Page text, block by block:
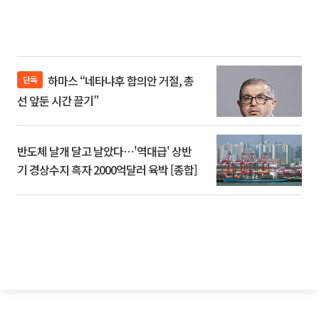
단독
선 앞둔 시간 끌기”
반도체 날개 달고 날았다⋯'역대급' 상반
기 경상수지 흑자 2000억달러 육박 [종합]